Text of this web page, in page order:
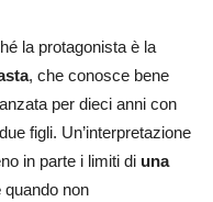
la protagonista è la
, che conosce bene
per dieci anni con
figli. Un’interpretazione
in parte i limiti di una
quando non